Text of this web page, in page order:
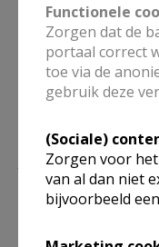
Lees meer
Functionele
Zorgen dat de
portaal correct
toe via de
gebruik deze
(Sociale)
Zorgen voor
van al dan niet
bijvoorbeeld